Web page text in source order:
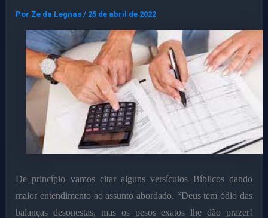
Por Ze da Legnas/ 25 de abril de 2022
De princípio vamos citar alguns versículos Bíblicos dando
maior entendimento ao assunto abordado. “Deus tem ódio das
balanças desonestas, mas os pesos exatos lhe dão prazer!